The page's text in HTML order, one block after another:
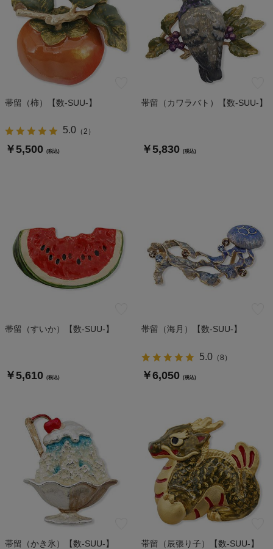
帯留（柿）【数-SUU-】
5.0（2 ）
￥5,500 (税込)
帯留（カワラバト）【数-SUU-】
￥5,830 (税込)
帯留（すいか）【数-SUU-】
￥5,610 (税込)
帯留（海月）【数-SUU-】
5.0（8 ）
￥6,050 (税込)
帯留（かき氷）【数-SUU-】 帯留（辰張り子）【数-SUU-】